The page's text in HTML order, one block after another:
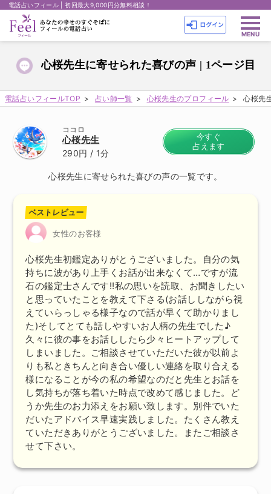
電話占いフィール | 初回最大9,000円分無料相談！
心桜先生に寄せられた喜びの声 | 1ページ目
電話占いフィールTOP 占い師一覧 心桜先生のプロフィール 心桜先
ココロ
心桜先生
290円 / 1分
今すぐ
占えます
心桜先生に寄せられた喜びの声の一覧です。
ベストレビュー
女性のお客様
心桜先生初鑑定ありがとうございました。自分の気
持ちに波があり上手くお話が出来なくて…ですが流
石の鑑定士さんです!!私の思いを読取、お聞きしたい
と思っていたことを教えて下さる(お話ししながら視
えていらっしゃる様子なので話が早くて助かりまし
た)そしてとても話しやすいお人柄の先生でした♪
久々に彼の事をお話ししたら少々ヒートアップして
しまいました。ご相談させていただいた彼が以前よ
りも私ときちんと向き合い優しい連絡を取り合える
様になることが今の私の希望なのだと先生とお話を
し気持ちが落ち着いた時点で改めて感じました。
ど
うか先生のお力添えをお願い致します。 別件でいた
だいたアドバイス早速実践しました。たくさん教え
ていただきありがとうございました。またご相談さ
せて下さい。